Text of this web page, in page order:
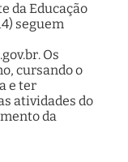
da Educação
seguem
Os
cursando o
e ter
atividades do
da